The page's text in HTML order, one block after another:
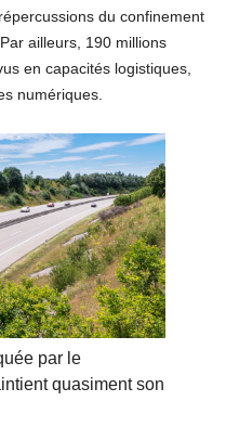
du confinement
ailleurs, 190 millions
en capacités logistiques,
numériques.
par le
quasiment son